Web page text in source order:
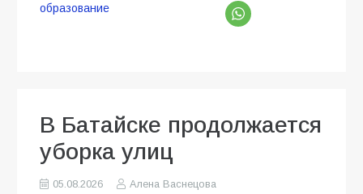
образование
В Батайске продолжается
уборка улиц
05.08.2026
Алена Васнецова